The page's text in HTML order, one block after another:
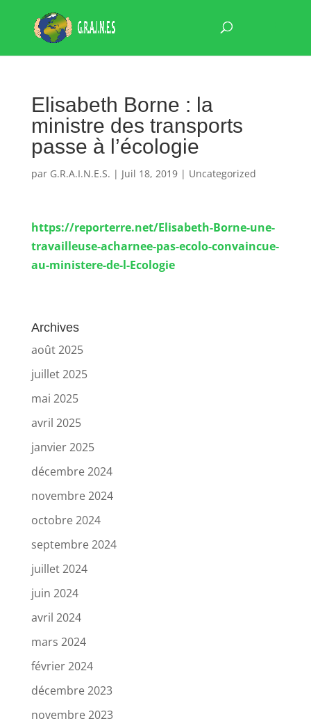
Elisabeth Borne : la
ministre des transports
passe à l’écologie
par G.R.A.I.N.E.S. | Juil 18, 2019| Uncategorized
https://reporterre.net/Elisabeth-Borne-une-
travailleuse-acharnee-pas-ecolo-convaincue-
au-ministere-de-l-Ecologie
Archives
août 2025
juillet 2025
mai 2025
avril 2025
janvier 2025
décembre 2024
novembre 2024
octobre 2024
septembre 2024
juillet 2024
juin 2024
avril 2024
mars 2024
février 2024
décembre 2023
novembre 2023